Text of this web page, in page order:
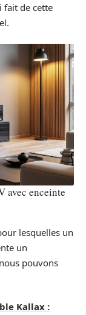
fait de cette
avec enceinte
lesquelles un
un
pouvons
Kallax :